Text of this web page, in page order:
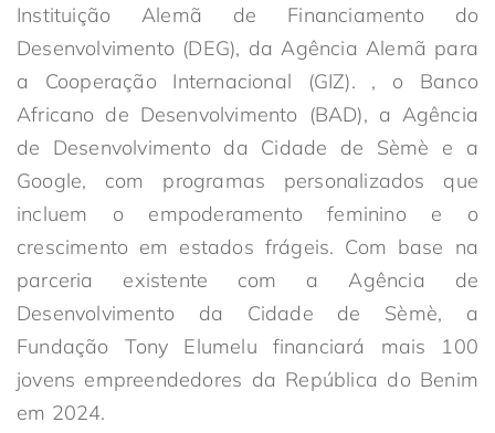
Instituição Alemã de Financiamento do
Desenvolvimento (DEG), da Agência Alemã para
a Cooperação Internacional (GIZ). , o Banco
Africano de Desenvolvimento (BAD), a Agência
de Desenvolvimento da Cidade de Sèmè e a
Google, com programas personalizados que
incluem o empoderamento feminino e o
crescimento em estados frágeis. Com base na
parceria existente com a Agência de
Desenvolvimento da Cidade de Sèmè, a
Fundação Tony Elumelu financiará mais 100
jovens empreendedores da República do Benim
em 2024.